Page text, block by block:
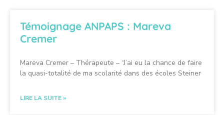
Témoignage ANPAPS : Mareva
Cremer
Mareva Cremer – Thérapeute – “J’ai eu la chance de faire
la quasi-totalité de ma scolarité dans des écoles Steiner
LIRE LA SUITE »